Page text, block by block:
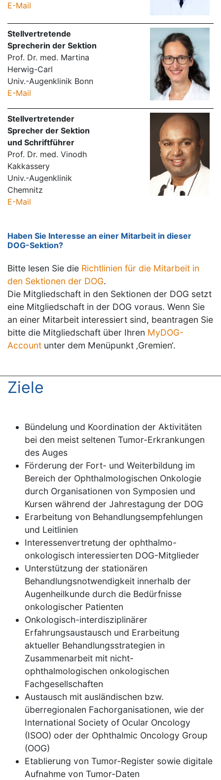
E-Mail
Stellvertretende
Sprecherin der Sektion
Prof. Dr. med. Martina
Herwig-Carl
Univ.-Augenklinik Bonn
E-Mail
Stellvertretender
Sprecher der Sektion
und Schriftführer
Prof. Dr. med. Vinodh
Kakkassery
Univ.-Augenklinik
Chemnitz
E-Mail
Haben Sie Interesse an einer Mitarbeit in dieser
DOG-Sektion?
Bitte lesen Sie die Richtlinien für die Mitarbeit in
den Sektionen der DOG.
Die Mitgliedschaft in den Sektionen der DOG setzt
eine Mitgliedschaft in der DOG voraus. Wenn Sie
an einer Mitarbeit interessiert sind, beantragen Sie
bitte die Mitgliedschaft über Ihren MyDOG-
Account unter dem Menüpunkt ‚Gremien‘.
Ziele
Bündelung und Koordination der Aktivitäten
bei den meist seltenen Tumor-Erkrankungen
des Auges
Förderung der Fort- und Weiterbildung im
Bereich der Ophthalmologischen Onkologie
durch Organisationen von Symposien und
Kursen während der Jahrestagung der DOG
Erarbeitung von Behandlungsempfehlungen
und Leitlinien
Interessenvertretung der ophthalmo-
onkologisch interessierten DOG-Mitglieder
Unterstützung der stationären
Behandlungsnotwendigkeit innerhalb der
Augenheilkunde durch die Bedürfnisse
onkologischer Patienten
Onkologisch-interdisziplinärer
Erfahrungsaustausch und Erarbeitung
aktueller Behandlungsstrategien in
Zusammenarbeit mit nicht-
ophthalmologischen onkologischen
Fachgesellschaften
Austausch mit ausländischen bzw.
überregionalen Fachorganisationen, wie der
International Society of Ocular Oncology
(ISOO) oder der Ophthalmic Oncology Group
(OOG)
Etablierung von Tumor-Register sowie digitale
Aufnahme von Tumor-Daten